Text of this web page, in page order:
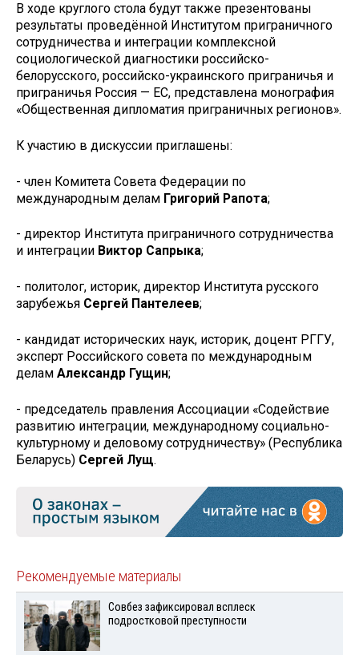
В ходе круглого стола будут также презентованы
результаты проведённой Институтом приграничного
сотрудничества и интеграции комплексной
социологической диагностики российско-
белорусского, российско-украинского приграничья и
приграничья Россия — ЕС, представлена монография
«Общественная дипломатия приграничных регионов».
К участию в дискуссии приглашены:
- член Комитета Совета Федерации по
международным делам Григорий Рапота;
- директор Института приграничного сотрудничества
и интеграции Виктор Сапрыка;
- политолог, историк, директор Института русского
зарубежья Сергей Пантелеев;
- кандидат исторических наук, историк, доцент РГГУ,
эксперт Российского совета по международным
делам Александр Гущин;
- председатель правления Ассоциации «Содействие
развитию интеграции, международному социально-
культурному и деловому сотрудничеству» (Республика
Беларусь) Сергей Лущ.
Рекомендуемые материалы
Совбез зафиксировал всплеск
подростковой преступности